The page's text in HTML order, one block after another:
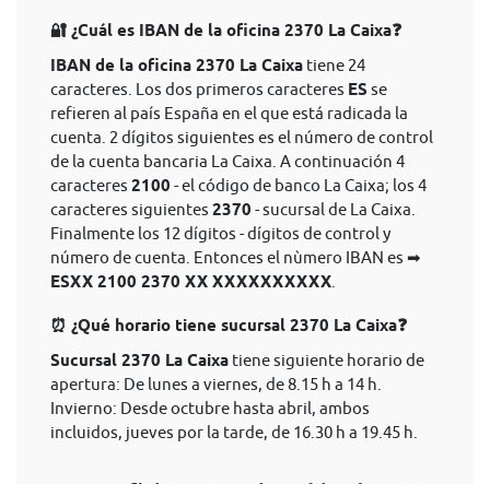
🔐 ¿Cuál es IBAN de la oficina 2370 La Caixa❓
IBAN de la oficina 2370 La Caixa tiene 24
caracteres. Los dos primeros caracteres ES se
refieren al país España en el que está radicada la
cuenta. 2 dígitos siguientes es el número de control
de la cuenta bancaria La Caixa. A continuación 4
caracteres 2100 - el código de banco La Caixa; los 4
caracteres siguientes 2370 - sucursal de La Caixa.
Finalmente los 12 dígitos - dígitos de control y
número de cuenta. Entonces el nùmero IBAN es ➡
ESXX 2100 2370 XX XXXXXXXXXX
⏰ ¿Qué horario tiene sucursal 2370 La Caixa❓
Sucursal 2370 La Caixa tiene siguiente horario de
apertura: De lunes a viernes, de 8.15 h a 14 h.
Invierno: Desde octubre hasta abril, ambos
incluidos, jueves por la tarde, de 16.30 h a 19.45 h.